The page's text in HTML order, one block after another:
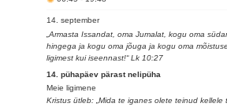
14. september
„Armasta Issandat, oma Jumalat, kogu oma
hingega ja kogu oma jõuga ja kogu oma
ligimest kui iseennast!“ Lk 10:27
14. pühapäev pärast nelipüha
Meie ligimene
Kristus ütleb: „Mida te iganes olete teinud kellele